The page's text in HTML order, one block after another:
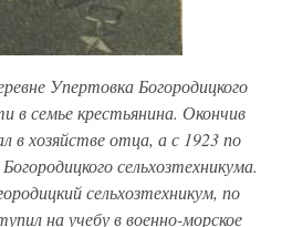
Упертовка Богородицкого
в семье крестьянина. Окончив
в хозяйстве отца, а с 1923 по
сельхозтехникума.
сельхозтехникум, по
на учебу в военно-морское